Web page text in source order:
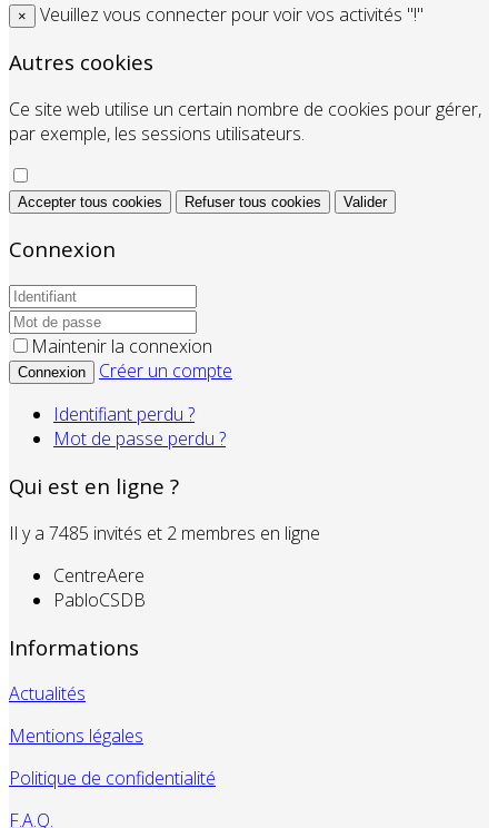
× Veuillez vous connecter pour voir vos activités "!"
Autres cookies
Ce site web utilise un certain nombre de cookies pour gérer,
par exemple, les sessions utilisateurs.
Accepter tous cookies Refuser tous cookies Valider
Connexion
Maintenir la connexion
Connexion
Créer un compte
Identifiant perdu ?
Mot de passe perdu ?
Qui est en ligne ?
Il y a 7485 invités et 2 membres en ligne
CentreAere
PabloCSDB
Informations
Actualités
Mentions légales
Politique de confidentialité
F.A.Q.